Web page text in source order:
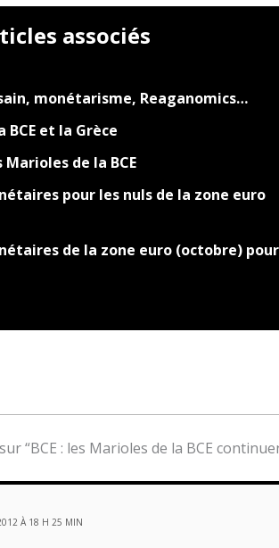
associés
monétarisme, Reaganomics…
BCE et la Grèce
Marioles de la BCE
pour les nuls de la zone euro
de la zone euro (octobre)
“BCE : les Marioles de la BCE
À 18 H 25 MIN